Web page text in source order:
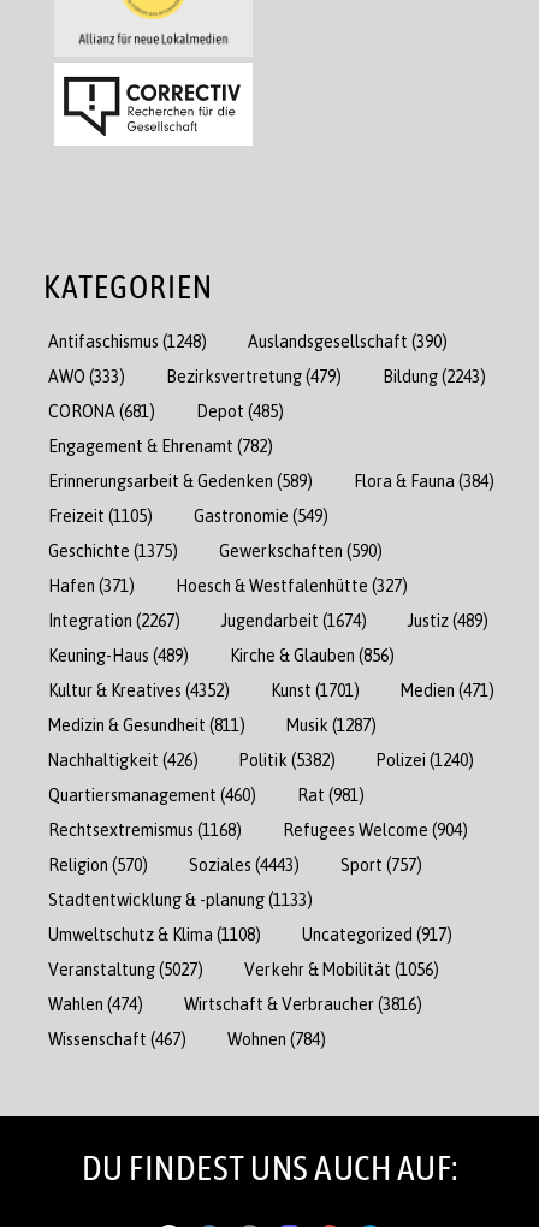
KATEGORIEN
Antifaschismus (1248) Auslandsgesellschaft (390)
AWO (333) Bezirksvertretung(479) Bildung(2243)
CORONA (681) Depot (485)
Engagement & Ehrenamt (782)
Erinnerungsarbeit & Gedenken (589) Flora & Fauna (384)
Freizeit (1105) Gastronomie (549)
Geschichte (1375) Gewerkschaften (590)
Hafen (371) Hoesch & Westfalenhütte (327)
Integration (2267) Jugendarbeit (1674) Justiz(489)
Keuning-Haus (489) Kirche & Glauben (856)
Kultur & Kreatives (4352) Kunst (1701) Medien (471)
Medizin & Gesundheit (811) Musik (1287)
Nachhaltigkeit (426) Politik (5382) Polizei (1240)
Quartiersmanagement (460) Rat (981)
Rechtsextremismus (1168) Refugees Welcome (904)
Religion (570) Soziales (4443) Sport (757)
Stadtentwicklung & -planung(1133)
Umweltschutz & Klima (1108) Uncategorized (917)
Veranstaltung(5027) Verkehr & Mobilität (1056)
Wahlen (474) Wirtschaft & Verbraucher(3816)
Wissenschaft (467) Wohnen (784)
DU FINDEST UNS AUCH AUF: